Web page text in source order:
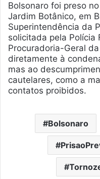
Bolsonaro foi preso
Jardim Botânico, em
Superintendência da
solicitada pela Polícia
Procuradoria-Geral
diretamente à
mas ao
cautelares, como a
contatos proibidos.
Bolsonaro